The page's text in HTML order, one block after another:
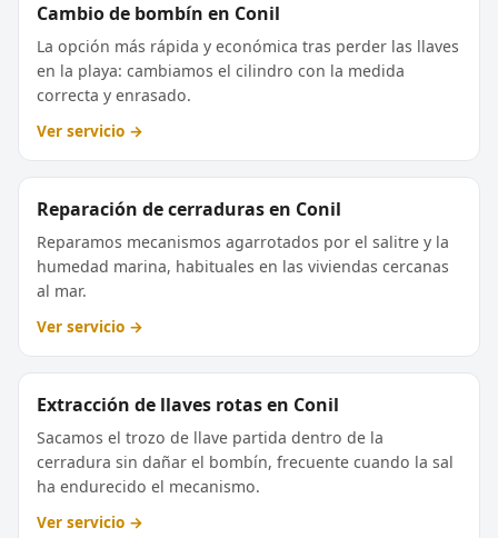
Cambio de bombín en Conil
La opción más rápida y económica tras perder las llaves
en la playa: cambiamos el cilindro con la medida
correcta y enrasado.
Ver servicio →
Reparación de cerraduras en Conil
Reparamos mecanismos agarrotados por el salitre y la
humedad marina, habituales en las viviendas cercanas
al mar.
Ver servicio →
Extracción de llaves rotas en Conil
Sacamos el trozo de llave partida dentro de la
cerradura sin dañar el bombín, frecuente cuando la sal
ha endurecido el mecanismo.
Ver servicio →